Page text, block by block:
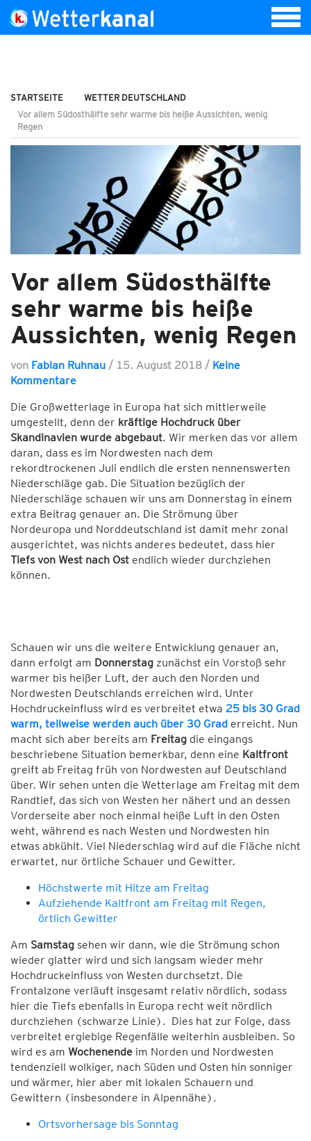
STARTSEITE
WETTER DEUTSCHLAND
Vor allem Südosthälfte sehr warme bis heiße Aussichten, wenig
Regen
Vor allem Südosthälfte
sehr warme bis heiße
Aussichten, wenig Regen
von Fabian Ruhnau / 15. August 2018 / Keine
Kommentare
Die Großwetterlage in Europa hat sich mittlerweile
umgestellt, denn der kräftige Hochdruck über
Skandinavien wurde abgebaut. Wir merken das vor allem
daran, dass es im Nordwesten nach dem
rekordtrockenen Juli endlich die ersten nennenswerten
Niederschläge gab. Die Situation bezüglich der
Niederschläge schauen wir uns am Donnerstag in einem
extra Beitrag genauer an. Die Strömung über
Nordeuropa und Norddeutschland ist damit mehr zonal
ausgerichtet, was nichts anderes bedeutet, dass hier
Tiefs von West nach Ost endlich wieder durchziehen
können.
Schauen wir uns die weitere Entwicklung genauer an,
dann erfolgt am Donnerstag zunächst ein Vorstoß sehr
warmer bis heißer Luft, der auch den Norden und
Nordwesten Deutschlands erreichen wird. Unter
Hochdruckeinfluss wird es verbreitet etwa 25 bis 30 Grad
warm, teilweise werden auch über 30 Grad erreicht. Nun
macht sich aber bereits am Freitag die eingangs
beschriebene Situation bemerkbar, denn eine Kaltfront
greift ab Freitag früh von Nordwesten auf Deutschland
über. Wir sehen unten die Wetterlage am Freitag mit dem
Randtief, das sich von Westen her nähert und an dessen
Vorderseite aber noch einmal heiße Luft in den Osten
weht, während es nach Westen und Nordwesten hin
etwas abkühlt. Viel Niederschlag wird auf die Fläche nicht
erwartet, nur örtliche Schauer und Gewitter.
Höchstwerte mit Hitze am Freitag
Aufziehende Kaltfront am Freitag mit Regen,
örtlich Gewitter
Am Samstag sehen wir dann, wie die Strömung schon
wieder glatter wird und sich langsam wieder mehr
Hochdruckeinfluss von Westen durchsetzt. Die
Frontalzone verläuft insgesamt relativ nördlich, sodass
hier die Tiefs ebenfalls in Europa recht weit nördlich
durchziehen (schwarze Linie). Dies hat zur Folge, dass
verbreitet ergiebige Regenfälle weiterhin ausbleiben. So
wird es am Wochenende im Norden und Nordwesten
tendenziell wolkiger, nach Süden und Osten hin sonniger
und wärmer, hier aber mit lokalen Schauern und
Gewittern (insbesondere in Alpennähe).
Ortsvorhersage bis Sonntag